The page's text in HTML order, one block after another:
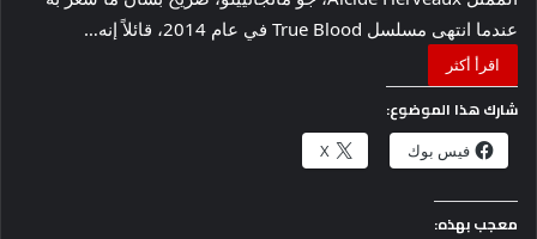
عندما انتهى مسلسل True Blood في عام 2014، قائلاً إنه…
اقرأ أكثر
شارك هذا الموضوع:
فيس بوك X
معجب بهذه: